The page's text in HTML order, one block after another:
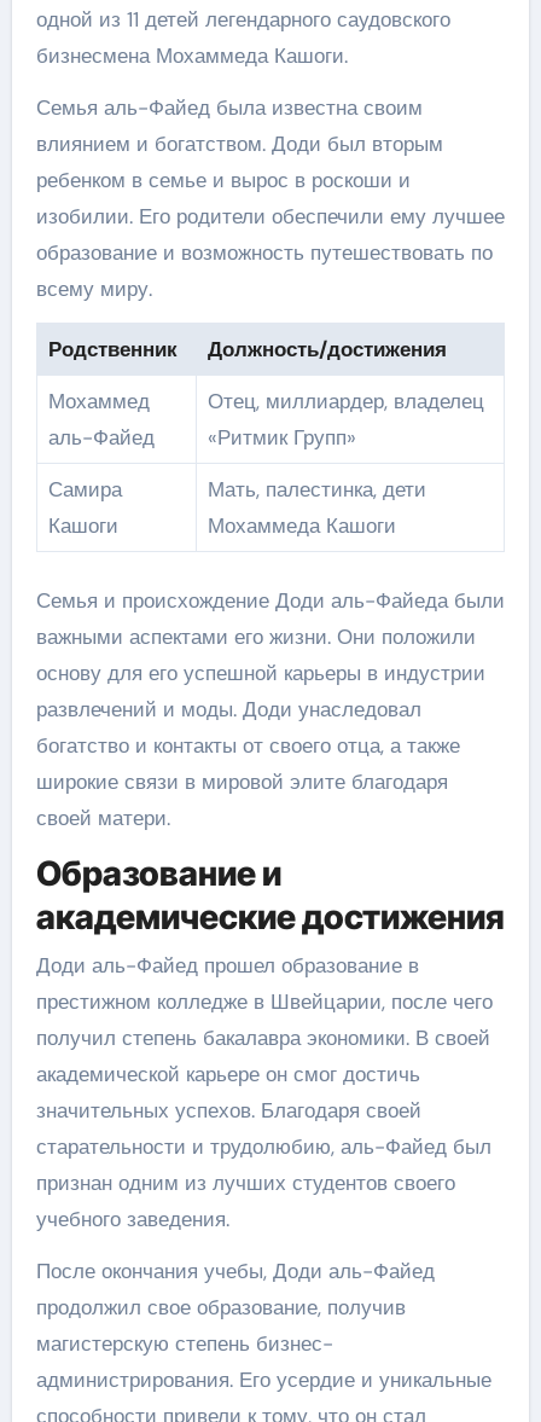
одной из 11 детей легендарного саудовского
бизнесмена Мохаммеда Кашоги.
Семья аль-Файед была известна своим
влиянием и богатством. Доди был вторым
ребенком в семье и вырос в роскоши и
изобилии. Его родители обеспечили ему лучшее
образование и возможность путешествовать по
всему миру.
Родственник
Должность/достижения
Мохаммед
аль-Файед
Отец, миллиардер, владелец
«Ритмик Групп»
Самира
Кашоги
Мать, палестинка, дети
Мохаммеда Кашоги
Семья и происхождение Доди аль-Файеда были
важными аспектами его жизни. Они положили
основу для его успешной карьеры в индустрии
развлечений и моды. Доди унаследовал
богатство и контакты от своего отца, а также
широкие связи в мировой элите благодаря
своей матери.
Образование и
академические достижения
Доди аль-Файед прошел образование в
престижном колледже в Швейцарии, после чего
получил степень бакалавра экономики. В своей
академической карьере он смог достичь
значительных успехов. Благодаря своей
старательности и трудолюбию, аль-Файед был
признан одним из лучших студентов своего
учебного заведения.
После окончания учебы, Доди аль-Файед
продолжил свое образование, получив
магистерскую степень бизнес-
администрирования. Его усердие и уникальные
способности привели к тому, что он стал